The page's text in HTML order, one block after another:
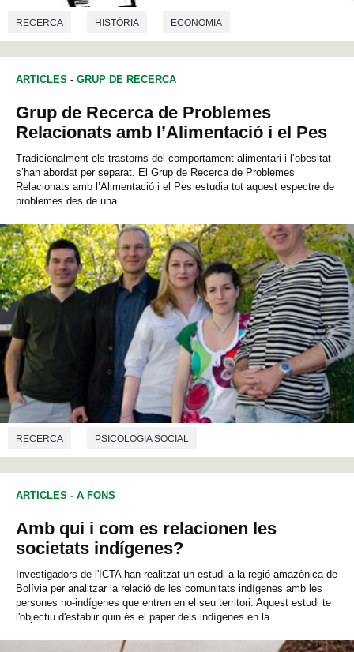
RECERCA HISTÒRIA ECONOMIA
ARTICLES - GRUP DE RECERCA
Grup de Recerca de Problemes
Relacionats amb l’Alimentació i el Pes
Tradicionalment els trastorns del comportament alimentari i l’obesitat
s’han abordat per separat. El Grup de Recerca de Problemes
Relacionats amb l’Alimentació i el Pes estudia tot aquest espectre de
problemes des de una...
RECERCA PSICOLOGIA SOCIAL
ARTICLES - A FONS
Amb qui i com es relacionen les
societats indígenes?
Investigadors de l'ICTA han realitzat un estudi a la regió amazònica de
Bolívia per analitzar la relació de les comunitats indígenes amb les
persones no-indígenes que entren en el seu territori. Aquest estudi te
l'objectiu d'establir quin és el paper dels indígenes en la...